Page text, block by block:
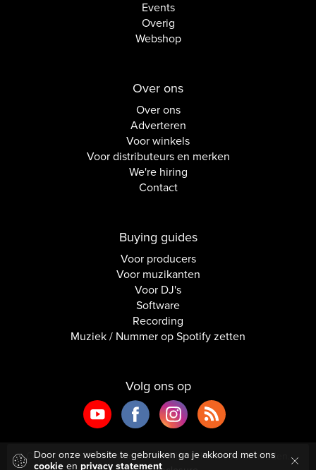
Door onze website te gebruiken ga je akkoord met ons
cookie en privacy statement
Events
Overig
Webshop
Over ons
Over ons
Adverteren
Voor winkels
Voor distributeurs en merken
We're hiring
Contact
Buying guides
Voor producers
Voor muzikanten
Voor DJ's
Software
Recording
Muziek / Nummer op Spotify zetten
Volg ons op
Copyright © 2026 Inside Audio. Alle rechten voorbehouden.